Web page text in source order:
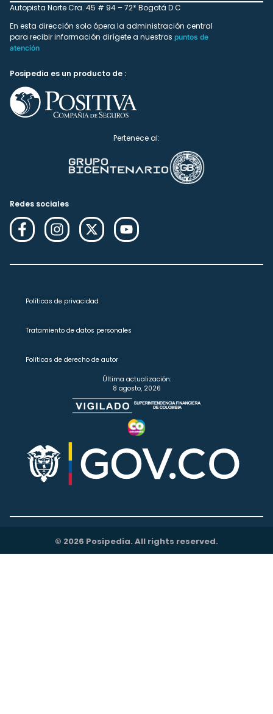
Autopista Norte Cra. 45 # 94 – 72* Bogotá D.C
En esta dirección solo ópera la administración central
para recibir información dirígete a nuestros puntos de
atención
Posipedia es un producto de :
Pertenece al:
Redes sociales
Políticas de privacidad
Tratamiento de datos personales
Políticas de derecho de autor
Última actualización:
8 agosto, 2026
© 2026 Posipedia. All rights reserved.